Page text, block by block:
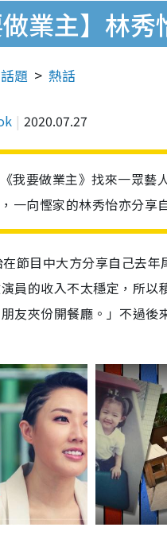
做業主】林
題 熱話
2020.07.27
我要做業主》找來一眾藝
一向慳家的林秀怡亦分享
節目中大方分享自己去
員的收入不太穩定，所
友夾份開餐廳。」不過